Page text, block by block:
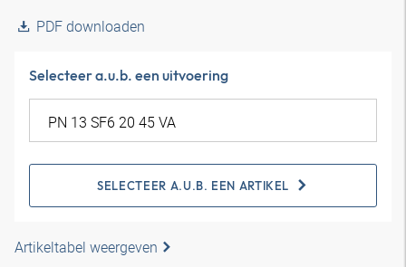
PDF downloaden
Selecteer a.u.b. een uitvoering
SELECTEER A.U.B. EEN ARTIKEL
Artikeltabel weergeven